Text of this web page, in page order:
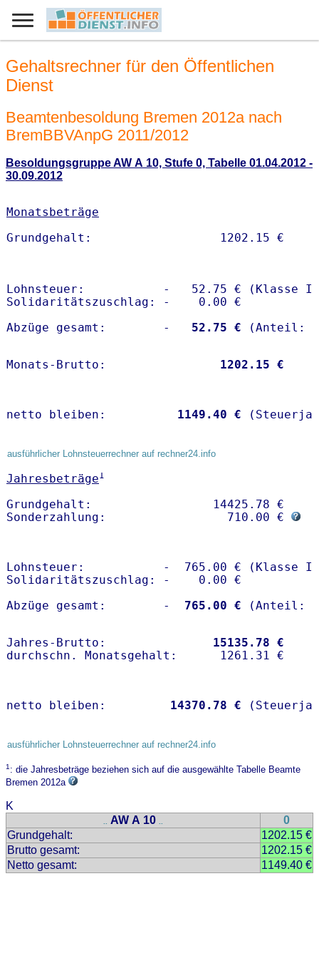
Gehaltsrechner für den Öffentlichen
Dienst
Beamtenbesoldung Bremen 2012a nach
BremBBVAnpG 2011/2012
Besoldungsgruppe AW A 10, Stufe 0, Tabelle 01.04.2012 -
30.09.2012
Monatsbeträge
Lohnsteuer:           -   52.75 € (Klasse I)
Solidaritätszuschlag: -    0.00 €
Abzüge gesamt:        -
   52.75 €
Monats-Brutto: 1202.15 €
netto bleiben: 1149.40 €
ausführlicher Lohnsteuerrechner auf rechner24.info
Jahresbeträge1
Grundgehalt:                 14425.78 €
Sonderzahlung:                 710.00 €
Lohnsteuer:           -  765.00 € (Klasse I)
Solidaritätszuschlag: -    0.00 €
Abzüge gesamt:        -
  765.00 €
Jahres-Brutto: 15135.78 €
netto bleiben: 14370.78 €
ausführlicher Lohnsteuerrechner auf rechner24.info
1: die Jahresbeträge beziehen sich auf die ausgewählte Tabelle Beamte
Bremen 2012a
K
.. AW A 10 ..
0
Grundgehalt:
1202.15 €
Brutto gesamt:
1202.15 €
Netto gesamt:
1149.40 €